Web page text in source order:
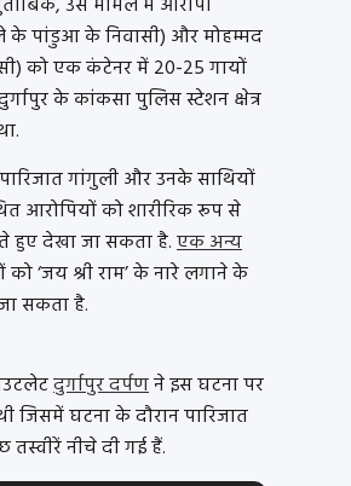
उस मामले में आरोपी
पांडुआ के निवासी) और मोहम्मद
को एक कंटेनर में 20-25 गायों
के कांकसा पुलिस स्टेशन क्षेत्र
गांगुली और उनके साथियों
आरोपियों को शारीरिक रूप से
हुए देखा जा सकता है.एक अन्य
को ‘जय श्री राम’ के नारे लगाने के
सकता है.
दुर्गापुर दर्पणने इस घटना पर
जिसमें घटना के दौरान पारिजात
नीचे दी गई हैं.